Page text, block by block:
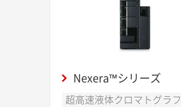
Nexera™シリーズ
超高速液体クロマトグラフ